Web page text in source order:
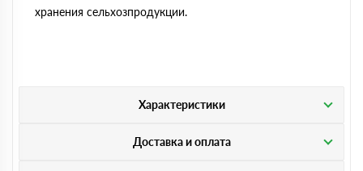
хранения сельхозпродукции.
Характеристики
Доставка и оплата